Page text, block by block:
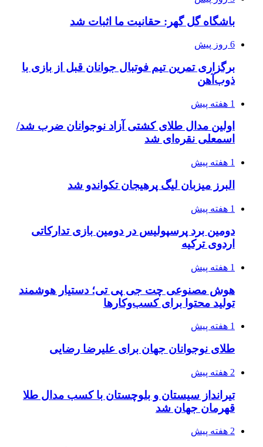
باشگاه گل گهر: حقانیت ما اثبات شد
6 روز پیش
برگزاری تمرین تیم فوتبال جوانان قبل از بازی با
ذوب‌آهن
1 هفته پیش
اولین مدال طلای کشتی آزاد نوجوانان ضرب شد/
اسمعلی نقره‌ای شد
1 هفته پیش
البرز میزبان لیگ پرهیجان تکواندو شد
1 هفته پیش
دومین برد پرسپولیس در دومین بازی تدارکاتی
اردوی ترکیه
1 هفته پیش
هوش مصنوعی چت جی پی تی؛ دستیار هوشمند
تولید محتوا برای کسب‌وکارها
1 هفته پیش
طلای نوجوانان جهان برای علیرضا رضایی
2 هفته پیش
تیرانداز سیستان و بلوچستان با کسب مدال طلا
قهرمان جهان شد
2 هفته پیش